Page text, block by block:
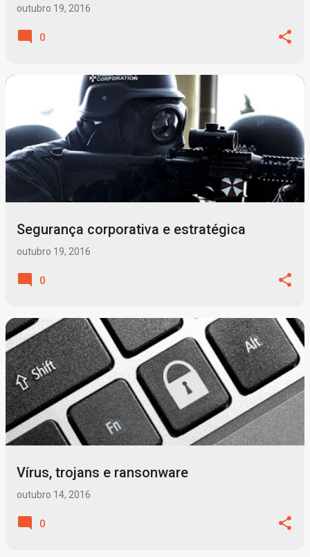
outubro 19, 2016
0
Segurança corporativa e estratégica
outubro 19, 2016
0
Vírus, trojans e ransonware
outubro 14, 2016
0